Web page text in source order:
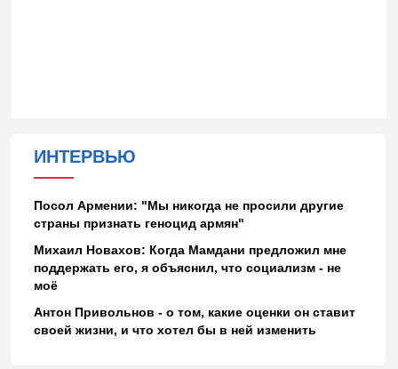
ИНТЕРВЬЮ
Посол Армении: "Мы никогда не просили другие
страны признать геноцид армян"
Михаил Новахов: Когда Мамдани предложил мне
поддержать его, я объяснил, что социализм - не
моё
Антон Привольнов - о том, какие оценки он ставит
своей жизни, и что хотел бы в ней изменить